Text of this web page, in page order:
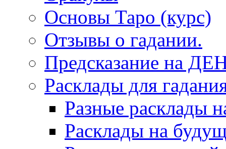
Основы Таро (курс)
Отзывы о гадании.
Предсказание на
Расклады для
Разные расклады
Расклады на